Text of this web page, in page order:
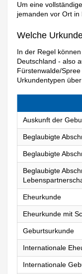
Um eine
jemanden vor Ort
Welche
In der Regel
Deutschland - also
Fürstenwalde/
Urkundentypen
Auskunft der
Beglaubigte
Beglaubigte
Beglaubigte
Eheurkunde
Eheurkunde mit
Geburtsurkunde
Internationale
Internationale